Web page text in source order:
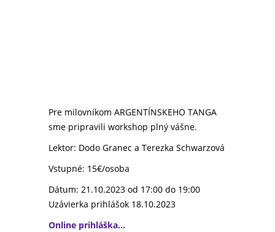
Pre milovníkom ARGENTÍNSKEHO TANGA
sme pripravili workshop plný vášne.
Lektor: Dodo Granec a Terezka Schwarzová
Vstupné: 15€/osoba
Dátum: 21.10.2023 od 17:00 do 19:00
Uzávierka prihlášok 18.10.2023
Online prihláška…